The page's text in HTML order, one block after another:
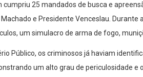
cumpriu 25 mandados de busca e
e Presidente Venceslau.
um simulacro de arma de fogo,
Público, os criminosos já haviam
um alto grau de periculosidade e